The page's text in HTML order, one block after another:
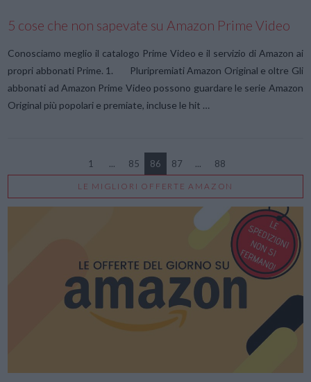
VIEW POST
5 cose che non sapevate su Amazon Prime Video
Conosciamo meglio il catalogo Prime Video e il servizio di Amazon ai
propri abbonati Prime. 1. Pluripremiati Amazon Original e oltre Gli
abbonati ad Amazon Prime Video possono guardare le serie Amazon
Original più popolari e premiate, incluse le hit …
1 ... 85 86 87 ... 88
LE MIGLIORI OFFERTE AMAZON